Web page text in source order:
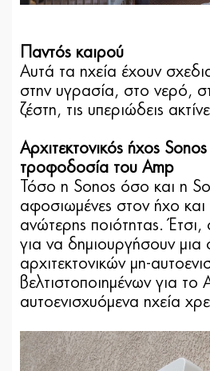
Παντός καιρού
Αυτά τα ηχεία έχουν
στην υγρασία, στο νερό,
ζέστη, τις υπεριώδεις
Αρχιτεκτονικός ήχος
τροφοδοσία του Amp
Τόσο η Sonos όσο και η
αφοσιωμένες στον ήχο
ανώτερης ποιότητας.
για να δημιουργήσουν μια
αρχιτεκτονικών μη-
βελτιστοποιημένων για το
αυτοενισχυόμενα ηχεία